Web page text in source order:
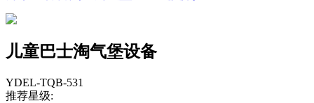
儿童巴士淘气堡设备
YDEL-TQB-531
推荐星级: